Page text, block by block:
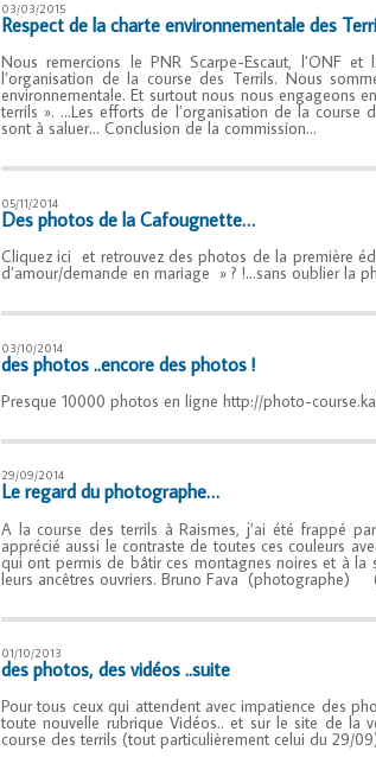
03/03/2015
Respect de la charte environnementale des
Nous remercions le PNR Scarpe-Escaut, l’ONF
l’organisation de la course des Terrils. Nous
environnementale. Et surtout nous nous engageons
terrils ». …Les efforts de l’organisation de la course
sont à saluer… Conclusion de la commission…
05/11/2014
Des photos de la Cafougnette…
Cliquez ici et retrouvez des photos de la première
d’amour/demande en mariage » ? !…sans oublier la
03/10/2014
des photos ..encore des photos !
Presque 10000 photos en ligne http://photo-
29/09/2014
Le regard du photographe…
A la course des terrils à Raismes, j’ai été frappé
apprécié aussi le contraste de toutes ces couleurs
qui ont permis de bâtir ces montagnes noires et à la
leurs ancêtres ouvriers. Bruno Fava (photographe)
01/10/2013
des photos, des vidéos ..suite
Pour tous ceux qui attendent avec impatience des
toute nouvelle rubrique Vidéos.. et sur le site de la
course des terrils (tout particulièrement celui du 29/